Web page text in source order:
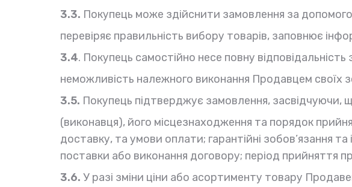
3.3. Покупець може здійснити замовлення за
перевіряє правильність вибору товарів, заповнює
3.4. Покупець самостійно несе повну
неможливість належного виконання Продавцем своїх
3.5. Покупець підтверджує замовлення,
(виконавця), його місцезнаходження та порядок
доставку, та умови оплати; гарантійні зобов’язання
поставки або виконання договору; період прийняття
3.6. У разі зміни ціни або асортименту товару